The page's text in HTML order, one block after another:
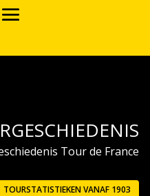
Tour de France
TOURSTATISTIEKEN VANAF 1903